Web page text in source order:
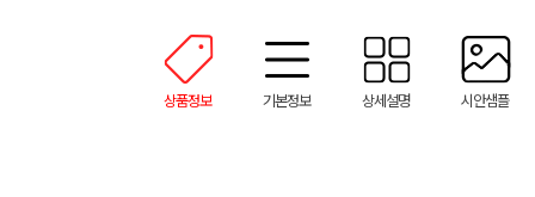
상품정보 기본정보 상세설명 시안샘플